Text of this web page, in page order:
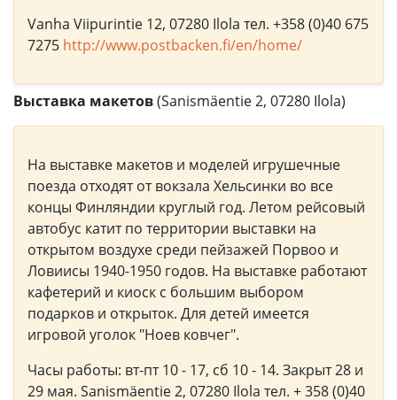
Vanha Viipurintie 12, 07280 Ilola тел. +358 (0)40 675
7275 http://www.postbacken.fi/en/home/
Выставка макетов(Sanismäentie 2, 07280 Ilola)
На выставке макетов и моделей игрушечные
поезда отходят от вокзала Хельсинки во все
концы Финляндии круглый год. Летом рейсовый
автобус катит по территории выставки на
открытом воздухе среди пейзажей Порвоо и
Ловиисы 1940-1950 годов. На выставке работают
кафетерий и киоск с большим выбором
подарков и открыток. Для детей имеется
игровой уголок "Ноев ковчег".
Часы работы: вт-пт 10 - 17, сб 10 - 14. Закрыт 28 и
29 мая. Sanismäentie 2, 07280 Ilola тел. + 358 (0)40